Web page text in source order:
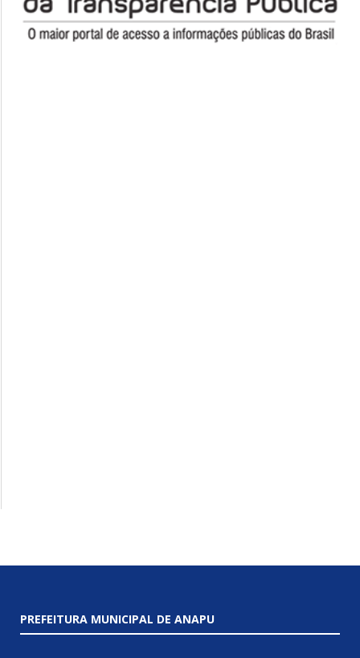
PREFEITURA MUNICIPAL DE ANAPU